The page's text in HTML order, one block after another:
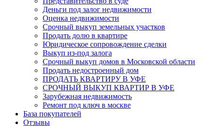
Деньги под залог недвижимости
Оценка недвижимости
Срочный выкуп земельных участков
Продать долю в квартире
Юридическое сопровождение сделки
Выкуп из-под залога
Срочный выкуп домов в Московской области
Продать недостроенный дом
ПРОДАТЬ КВАРТИРУ В УФЕ
СРОЧНЫЙ ВЫКУП КВАРТИР В УФЕ
Зарубежная недвижимость
Ремонт под ключ в москве
База покупателей
Отзывы